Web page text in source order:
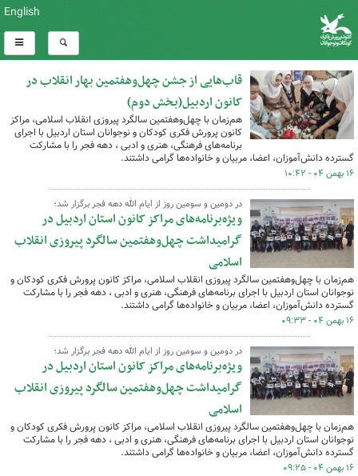
English
قاب‌هایی از جشن چهل‌وهفتمین بهار انقلاب در
کانون اردبیل(بخش دوم)
هم‌زمان با چهل‌وهفتمین سالگرد پیروزی انقلاب اسلامی، مراکز
کانون پرورش فکری کودکان و نوجوانان استان اردبیل با اجرای
برنامه‌های فرهنگی، هنری و ادبی ، دهه فجر را با مشارکت
گسترده دانش‌آموزان، اعضا، مربیان و خانواده‌ها گرامی داشتند.
۱۶ بهمن ۰۴ - ۱۰:۴۲
در دومین و سومین روز از ایام الله دهه فجر برگزار شد؛
ویژه‌برنامه‌های مراکز کانون استان اردبیل در
گرامیداشت چهل‌وهفتمین سالگرد پیروزی انقلاب
اسلامی
هم‌زمان با چهل‌وهفتمین سالگرد پیروزی انقلاب اسلامی، مراکز کانون پرورش فکری کودکان و
نوجوانان استان اردبیل با اجرای برنامه‌های فرهنگی، هنری و ادبی ، دهه فجر را با مشارکت
گسترده دانش‌آموزان، اعضا، مربیان و خانواده‌ها گرامی داشتند.
۱۶ بهمن ۰۴ - ۰۹:۳۳
در دومین و سومین روز از ایام الله دهه فجر برگزار شد؛
ویژه‌برنامه‌های مراکز کانون استان اردبیل در
گرامیداشت چهل‌وهفتمین سالگرد پیروزی انقلاب
اسلامی
هم‌زمان با چهل‌وهفتمین سالگرد پیروزی انقلاب اسلامی، مراکز کانون پرورش فکری کودکان و
نوجوانان استان اردبیل با اجرای برنامه‌های فرهنگی، هنری و ادبی ، دهه فجر را با مشارکت
گسترده دانش‌آموزان، اعضا، مربیان و خانواده‌ها گرامی داشتند.
۱۶ بهمن ۰۴ - ۰۹:۲۵